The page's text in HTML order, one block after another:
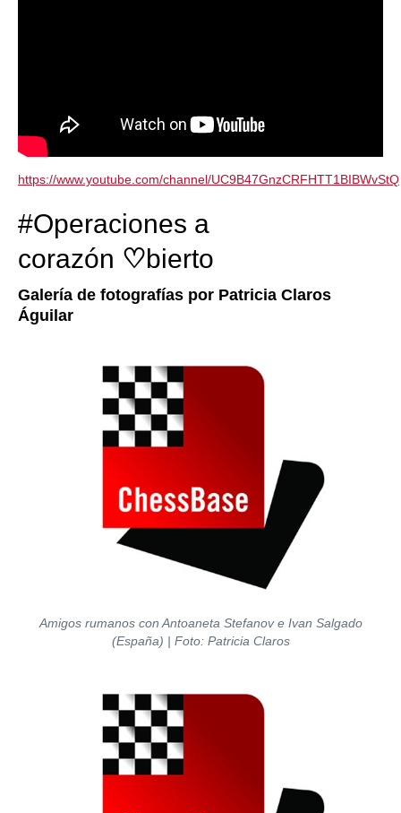
https://www.youtube.com/channel/UC9B47GnzCRFHTT1BIBWvStQ
#Operaciones a
corazón ♡bierto
Galería de fotografías por Patricia Claros
Águilar
Amigos rumanos con Antoaneta Stefanov e Ivan Salgado
(España) | Foto: Patricia Claros